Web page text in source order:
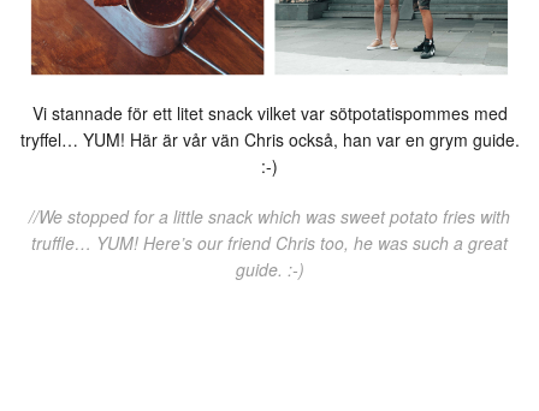
Vi stannade för ett litet snack vilket var sötpotatispommes med
tryffel… YUM! Här är vår vän Chris också, han var en grym guide.
:-)
//We stopped for a little snack which was sweet potato fries with
truffle… YUM! Here’s our friend Chris too, he was such a great
guide. :-)